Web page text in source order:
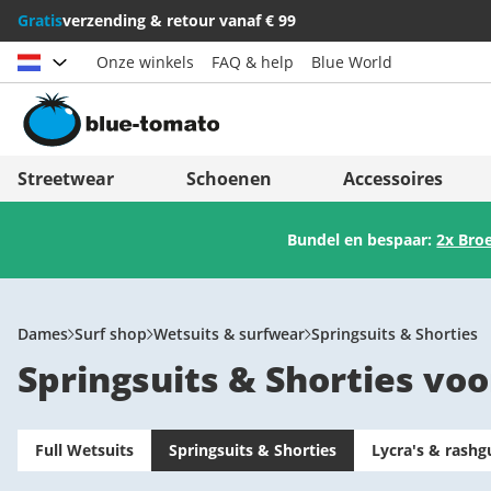
Gratisverzending & retour vanaf € 99
Land kiezen
Österreich
Svizzera (Italiano)
France
Italia (Italiano)
Italien (Deutsch)
Suomi
United Kingdom
Onze winkels FAQ & help Blue World
Streetwear Schoenen Accessoires
Bundel en bespaar:2x
Dames Surf shop Wetsuits & surfwear Springsuits & Shorties
Springsuits & Shorties
Full Wetsuits Springsuits & Shorties Lycra's &